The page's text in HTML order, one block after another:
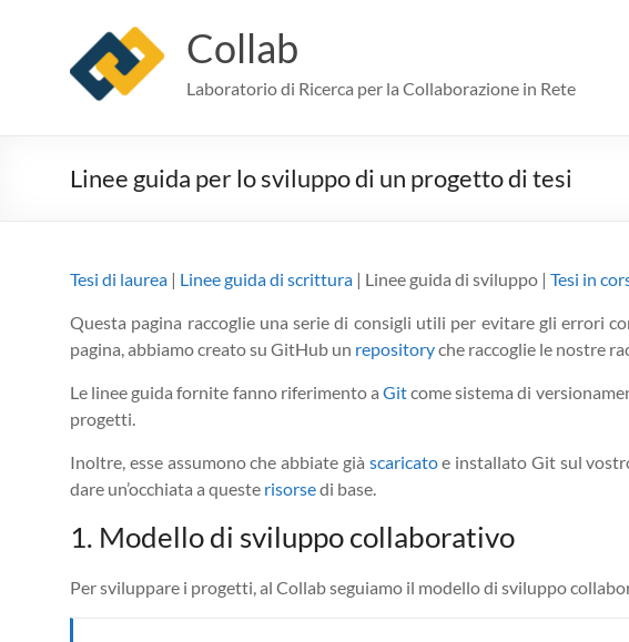
Collab
Laboratorio di Ricerca per la Collaborazione in Rete
Linee guida per lo sviluppo di un progetto di tesi
Tesi di laurea | Linee guida di scrittura | Linee guida di sviluppo | Tesi in
Questa pagina raccoglie una serie di consigli utili per evitare gli errori
pagina, abbiamo creato su GitHub un repositoryche raccoglie le nostre
Le linee guida fornite fanno riferimento aGitcome sistema di
progetti.
Inoltre, esse assumono che abbiate già scaricatoe installato Git sul
dare un’occhiata a queste risorsedi base.
1. Modello di sviluppo collaborativo
Per sviluppare i progetti, al Collab seguiamo il modello di sviluppo